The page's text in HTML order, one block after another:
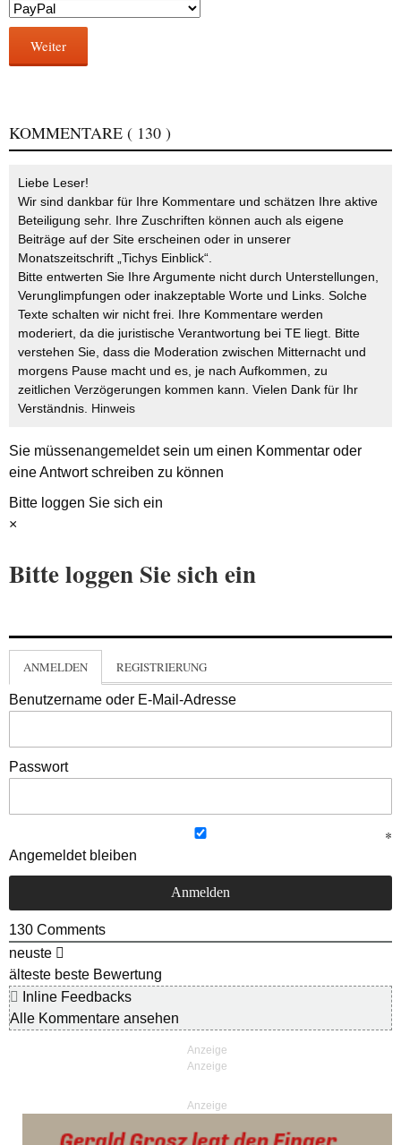
Weiter
KOMMENTARE ( 130 )
Liebe Leser!
Wir sind dankbar für Ihre Kommentare und schätzen Ihre aktive
Beteiligung sehr. Ihre Zuschriften können auch als eigene
Beiträge auf der Site erscheinen oder in unserer
Monatszeitschrift „Tichys Einblick“.
Bitte entwerten Sie Ihre Argumente nicht durch Unterstellungen,
Verunglimpfungen oder inakzeptable Worte und Links. Solche
Texte schalten wir nicht frei. Ihre Kommentare werden
moderiert, da die juristische Verantwortung bei TE liegt. Bitte
verstehen Sie, dass die Moderation zwischen Mitternacht und
morgens Pause macht und es, je nach Aufkommen, zu
zeitlichen Verzögerungen kommen kann. Vielen Dank für Ihr
Verständnis. Hinweis
Sie müssenangemeldetsein um einen Kommentar oder
eine Antwort schreiben zu können
Bitte loggen Sie sich ein
×
Bitte loggen Sie sich ein
ANMELDEN REGISTRIERUNG
Benutzername oder E-Mail-Adresse
Passwort
Angemeldet bleiben
130 Comments
neuste
älteste beste Bewertung
Inline Feedbacks
Alle Kommentare ansehen
Anzeige